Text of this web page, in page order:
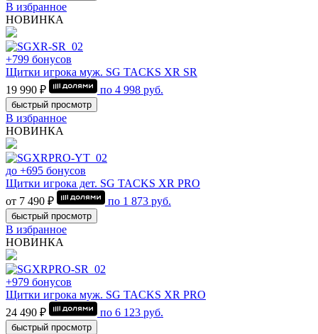
В избранное
НОВИНКА
+799 бонусов
Щитки игрока муж. SG TACKS XR SR
19 990 ₽
по 4 998 руб.
быстрый просмотр
В избранное
НОВИНКА
до +695 бонусов
Щитки игрока дет. SG TACKS XR PRO
от 7 490 ₽
по 1 873 руб.
быстрый просмотр
В избранное
НОВИНКА
+979 бонусов
Щитки игрока муж. SG TACKS XR PRO
24 490 ₽
по 6 123 руб.
быстрый просмотр